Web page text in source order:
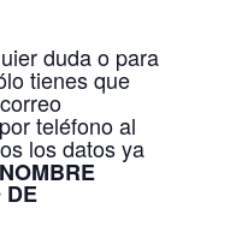
duda o para
tienes que
teléfono al
los datos ya
NOMBRE
DE